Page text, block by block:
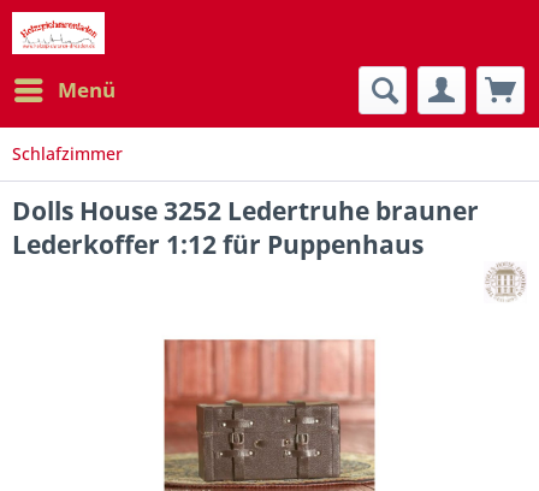
Menü
Schlafzimmer
Dolls House 3252 Ledertruhe brauner
Lederkoffer 1:12 für Puppenhaus